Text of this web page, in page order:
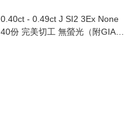
0.40ct - 0.49ct J SI2 3Ex None
40份 完美切工 無螢光（附GIA證